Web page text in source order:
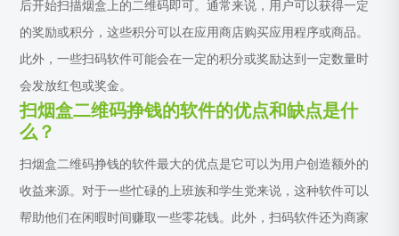
后开始扫描烟盒上的二维码即可。通常来说，用户可以获得一定
的奖励或积分，这些积分可以在应用商店购买应用程序或商品。
此外，一些扫码软件可能会在一定的积分或奖励达到一定数量时
会发放红包或奖金。
扫烟盒二维码挣钱的软件的优点和缺点是什
么？
扫烟盒二维码挣钱的软件最大的优点是它可以为用户创造额外的
收益来源。对于一些忙碌的上班族和学生党来说，这种软件可以
帮助他们在闲暇时间赚取一些零花钱。此外，扫码软件还为商家